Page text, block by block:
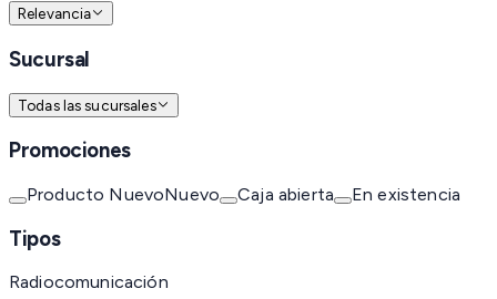
Relevancia
Sucursal
Todas las sucursales
Promociones
Producto NuevoNuevo Caja abierta En existencia
Tipos
Radiocomunicación